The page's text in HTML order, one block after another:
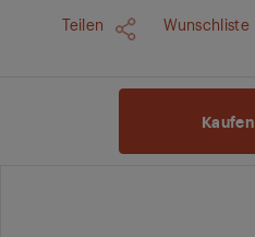
Teilen Wunschliste
Kaufen